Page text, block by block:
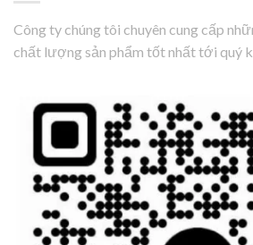
Công ty chúng tôi chuyên cung cấp
chất lượng sản phẩm tốt nhất tới quý